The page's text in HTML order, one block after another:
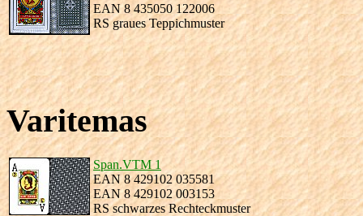
EAN 8 435050 122006
RS graues Teppichmuster
Varitemas
Span.VTM 1
EAN 8 429102 035581
EAN 8 429102 003153
RS schwarzes Rechteckmuster